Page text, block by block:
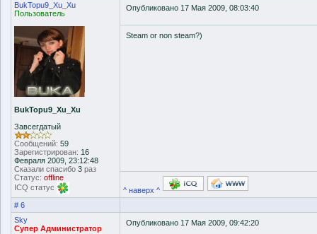
BukTopu9_Xu_Xu
Пользователь
BukTopu9_Xu_Xu
Завсегдатый
Сообщений: 59
Зарегистрирован: 16
Февраля 2009, 23:12:48
Сказали спасибо 3 раз
Статус: offline
ICQ статус
Опубликовано 17 Мая 2009, 08:03:40
Steam or non steam?)
^ наверх ^
# 6
Sky
Супер Администратор
Опубликовано 17 Мая 2009, 09:42:20